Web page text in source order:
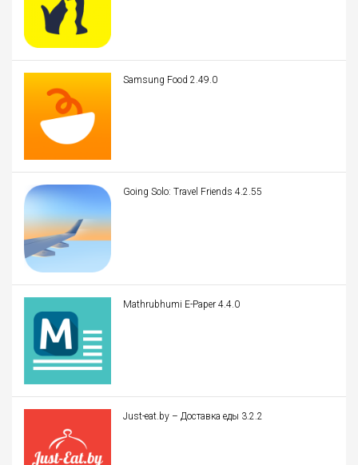
Samsung Food 2.49.0
Going Solo: Travel Friends 4.2.55
Mathrubhumi E-Paper 4.4.0
Just-eat.by – Доставка еды 3.2.2